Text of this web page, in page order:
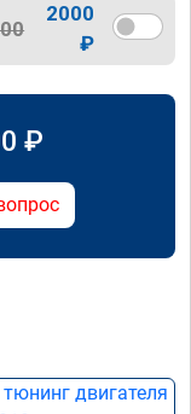
2000
₽
₽